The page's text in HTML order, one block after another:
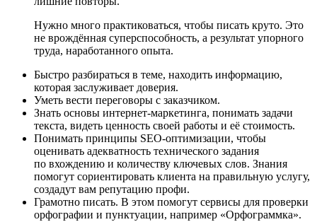
Нужно много практиковаться, чтобы писать круто. Это
не врождённая суперспособность, а результат упорного
труда, наработанного опыта.
Быстро разбираться в теме, находить информацию,
которая заслуживает доверия.
Уметь вести переговоры с заказчиком.
Знать основы интернет-маркетинга, понимать задачи
текста, видеть ценность своей работы и её стоимость.
Понимать принципы SEO-оптимизации, чтобы
оценивать адекватность технического задания
по вхождению и количеству ключевых слов. Знания
помогут сориентировать клиента на правильную услугу,
создадут вам репутацию профи.
Грамотно писать. В этом помогут сервисы для проверки
орфографии и пунктуации, например «Орфограммка».